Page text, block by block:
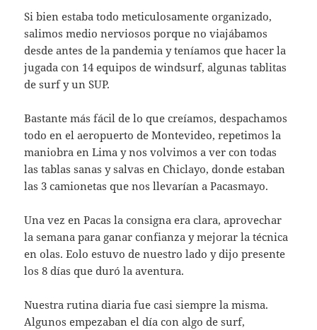
Si bien estaba todo meticulosamente organizado,
salimos medio nerviosos porque no viajábamos
desde antes de la pandemia y teníamos que hacer la
jugada con 14 equipos de windsurf, algunas tablitas
de surf y un SUP.
Bastante más fácil de lo que creíamos, despachamos
todo en el aeropuerto de Montevideo, repetimos la
maniobra en Lima y nos volvimos a ver con todas
las tablas sanas y salvas en Chiclayo, donde estaban
las 3 camionetas que nos llevarían a Pacasmayo.
Una vez en Pacas la consigna era clara, aprovechar
la semana para ganar confianza y mejorar la técnica
en olas. Eolo estuvo de nuestro lado y dijo presente
los 8 días que duró la aventura.
Nuestra rutina diaria fue casi siempre la misma.
Algunos empezaban el día con algo de surf,